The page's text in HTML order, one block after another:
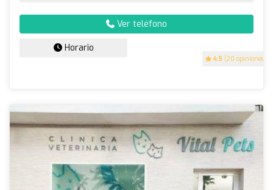
4.5 (20 opiniones)
Ver teléfono
Horario